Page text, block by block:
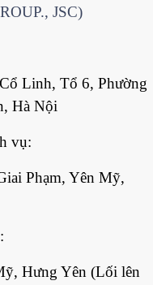
JSC)
Linh, Tổ 6, Phường
Hà Nội
vụ:
Phạm, Yên Mỹ,
Hưng Yên (Lối lên